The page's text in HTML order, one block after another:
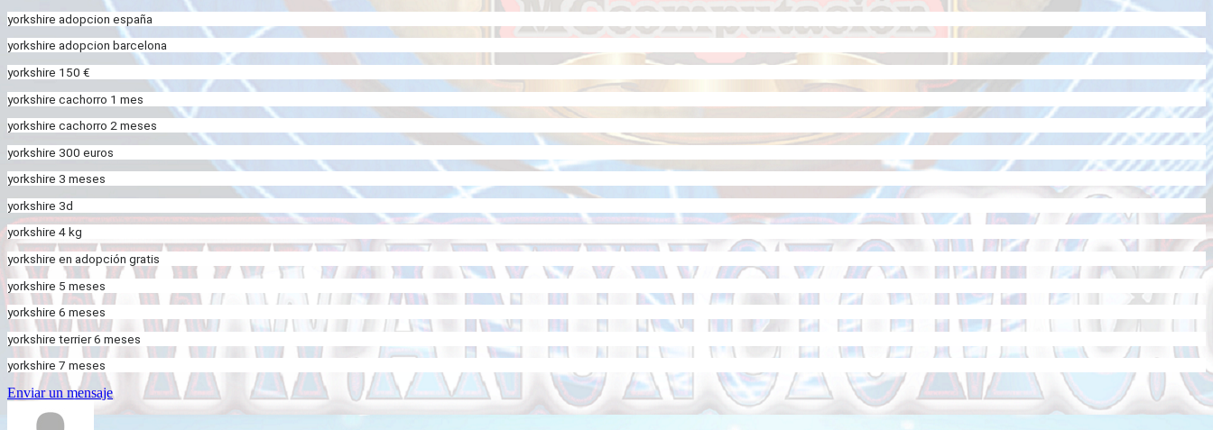
yorkshire adopcion españa
yorkshire adopcion barcelona
yorkshire 150 €
yorkshire cachorro 1 mes
yorkshire cachorro 2 meses
yorkshire 300 euros
yorkshire 3 meses
yorkshire 3d
yorkshire 4 kg
yorkshire en adopción gratis
yorkshire 5 meses
yorkshire 6 meses
yorkshire terrier 6 meses
yorkshire 7 meses
Enviar un mensaje